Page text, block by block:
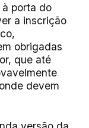
porta do
a inscrição
obrigadas
que até
devem